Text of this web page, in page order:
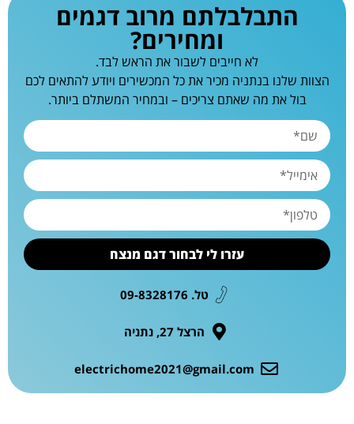
התבלבלתם מרוב דגמים
ומחירים?
לא חייבים לשבור את הראש לבד.
הצוות שלנו בנתניה מכיר את כל המכשירים ויודע להתאים לכם
בול את מה שאתם צריכים – ובמחיר המשתלם ביותר.
עזרו לי לבחור דגם מנצח
טל. 09-8328176
הרצל 27, נתניה
electrichome2021@gmail.com